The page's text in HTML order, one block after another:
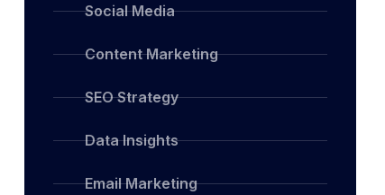
Social Media
Content Marketing
SEO Strategy
Data Insights
Email Marketing